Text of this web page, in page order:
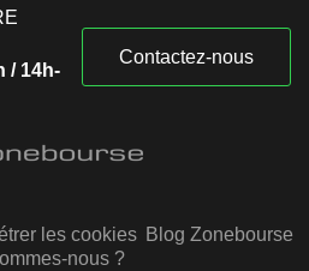
/ 14h-
Contactez-nous
les cookies Blog Zonebourse
nous ?